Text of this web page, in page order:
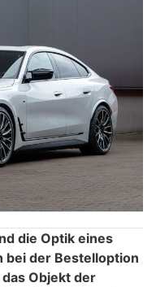
die Optik eines
bei der Bestelloption
Objekt der